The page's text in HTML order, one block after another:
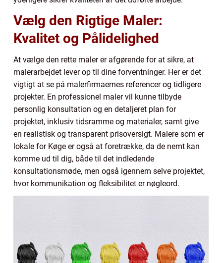
Vælg den Rigtige Maler:
Kvalitet og Pålidelighed
At vælge den rette maler er afgørende for at sikre, at
malerarbejdet lever op til dine forventninger. Her er det
vigtigt at se på malerfirmaernes referencer og tidligere
projekter. En professionel maler vil kunne tilbyde
personlig konsultation og en detaljeret plan for
projektet, inklusiv tidsramme og materialer, samt give
en realistisk og transparent prisoversigt. Malere som er
lokale for Køge er også at foretrække, da de nemt kan
komme ud til dig, både til det indledende
konsultationsmøde, men også igennem selve projektet,
hvor kommunikation og fleksibilitet er nøgleord.